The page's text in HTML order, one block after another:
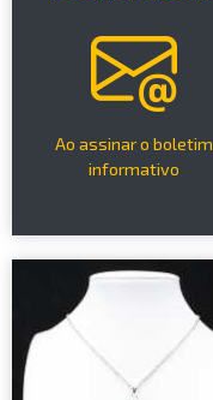
Ao assinar o boletim
informativo